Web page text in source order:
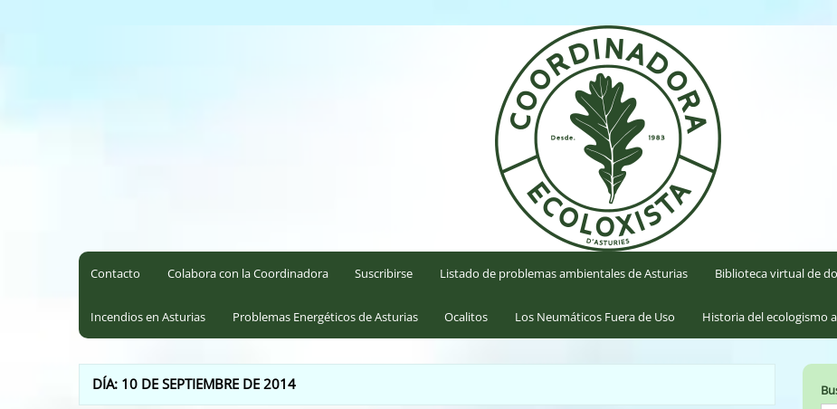
Contacto Colabora con la Coordinadora Suscribirse Listado de problemas ambientales de Asturias Biblioteca virtual de
Incendios en Asturias Problemas Energéticos de Asturias Ocalitos Los Neumáticos Fuera de Uso Historia del ecologismo
DÍA: 10 DE SEPTIEMBRE DE 2014